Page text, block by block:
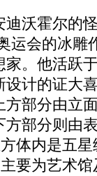
沃霍尔的
运会的冰雕
。他活跃
计的证大
部分由立
部分则由
体内是五
要为艺术